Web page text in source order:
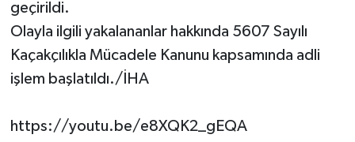
geçirildi.
Olayla ilgili yakalananlar hakkında 5607 Sayılı
Kaçakçılıkla Mücadele Kanunu kapsamında adli
işlem başlatıldı./İHA
https://youtu.be/e8XQK2_gEQA